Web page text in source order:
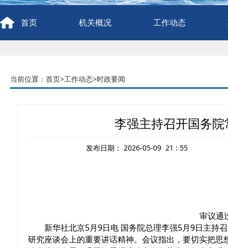
首页 机关概况 工作动态
当前位置： 首页>工作动态>时政要闻
李强主持召开国务
发布日期： 2026-05-09 21 : 55
审议通
新华社北京5月9日电 国务院总理李强5月9日主持
研究座谈会上的重要讲话精神。会议指出，要切实把